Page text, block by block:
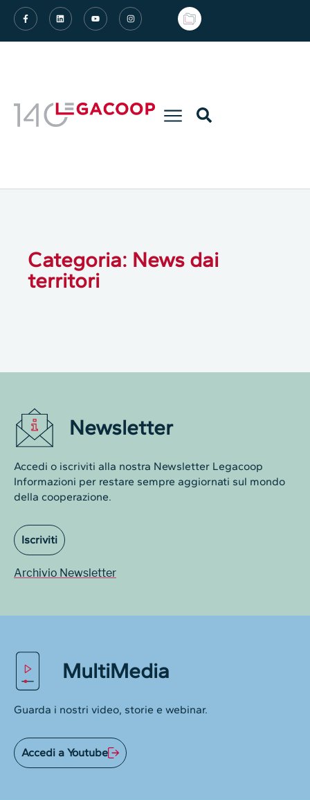
Categoria: News dai
territori
Newsletter
Accedi o iscriviti alla nostra Newsletter Legacoop
Informazioni per restare sempre aggiornati sul mondo
della cooperazione.
Iscriviti
Archivio Newsletter
MultiMedia
Guarda i nostri video, storie e webinar.
Accedi a Youtube